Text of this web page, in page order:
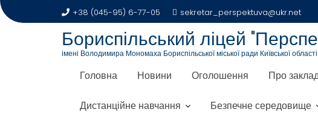
+38 (045-95) 6-77-05 sekretar_perspektuva@ukr.net
Бориспільський ліцей
імені Володимира Мономаха Бориспільської міської ради Київської області
Головна Новини Оголошення Про
Дистанційне навчання Безпечне середовище